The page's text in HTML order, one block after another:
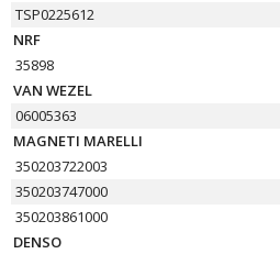
TSP0225612
NRF
35898
VAN WEZEL
06005363
MAGNETI MARELLI
350203722003
350203747000
350203861000
DENSO